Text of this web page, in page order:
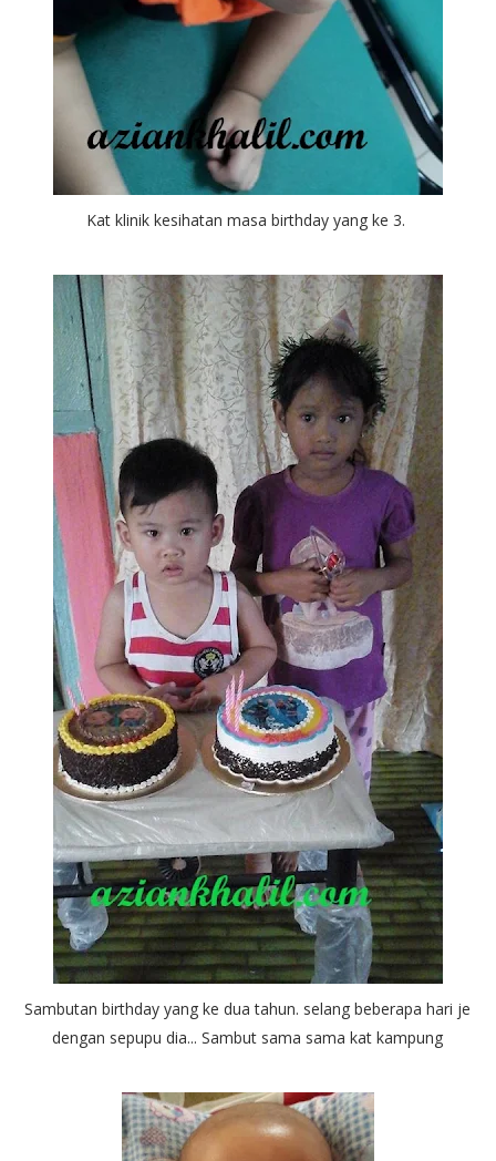
Kat klinik kesihatan masa birthday yang ke 3.
Sambutan birthday yang ke dua tahun. selang beberapa hari je
dengan sepupu dia... Sambut sama sama kat kampung